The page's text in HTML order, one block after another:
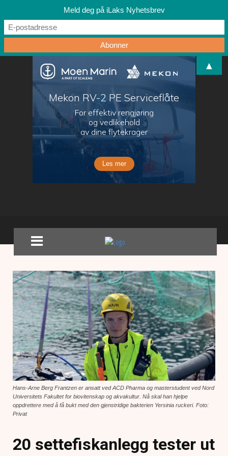
Hans-Arne Berg Frantzen er ansatt ved ACD Pharma og masterstudent ved Nord
Universitets Fakultet for biovitenskap og akvakultur. Nå skal han hjelpe
oppdrettere med å få bukt med den gjenstridige bakterien Yersinia ruckeri. Foto:
Privat
20 settefiskanlegg tester ut
Meld deg på iLaks Nyhetsbrev
▲